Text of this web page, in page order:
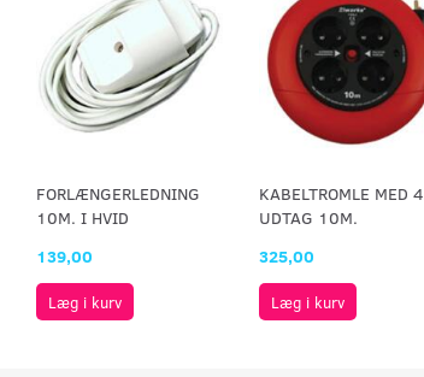
FORLÆNGERLEDNING
10M. I HVID
139,00
Læg i kurv
KABELTROMLE MED 4
UDTAG 10M.
325,00
Læg i kurv